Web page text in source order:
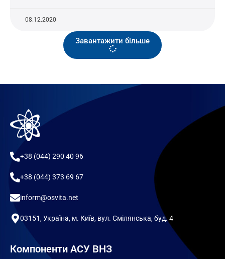
08.12.2020
Завантажити більше
+38 (044) 290 40 96
+38 (044) 373 69 67
inform@osvita.net
03151, Україна, м. Київ, вул. Смілянська, буд. 4
Компоненти АСУ ВНЗ